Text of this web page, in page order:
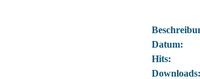
Datum:
Hits:
Downloads: